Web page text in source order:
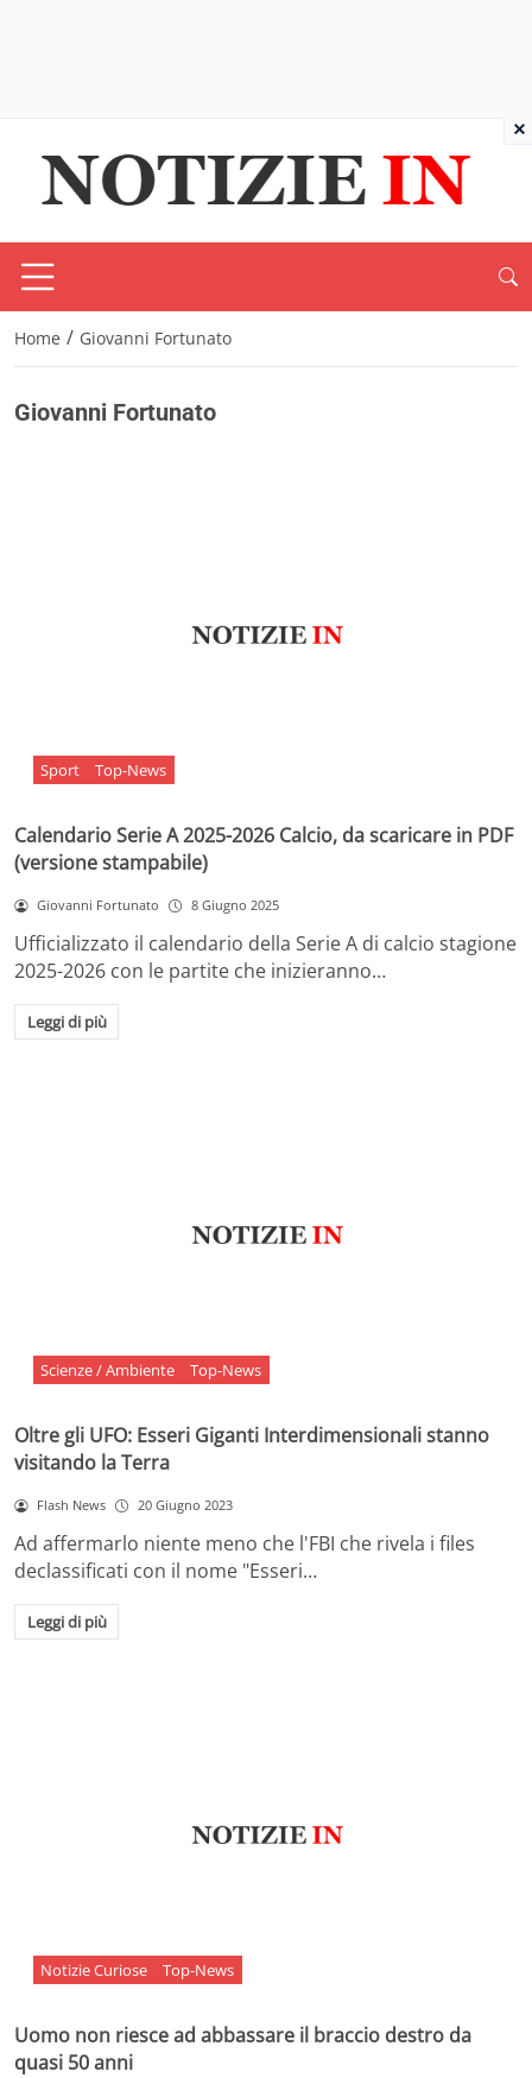
Home / Giovanni Fortunato
Giovanni Fortunato
Sport Top-News
Calendario Serie A 2025-2026 Calcio, da scaricare in PDF
(versione stampabile)
Giovanni Fortunato 8 Giugno 2025
Ufficializzato il calendario della Serie A di calcio stagione
2025-2026 con le partite che inizieranno…
Leggi di più
Scienze / Ambiente Top-News
Oltre gli UFO: Esseri Giganti Interdimensionali stanno
visitando la Terra
Flash News 20 Giugno 2023
Ad affermarlo niente meno che l'FBI che rivela i files
declassificati con il nome "Esseri…
Leggi di più
Notizie Curiose Top-News
Uomo non riesce ad abbassare il braccio destro da
quasi 50 anni
×